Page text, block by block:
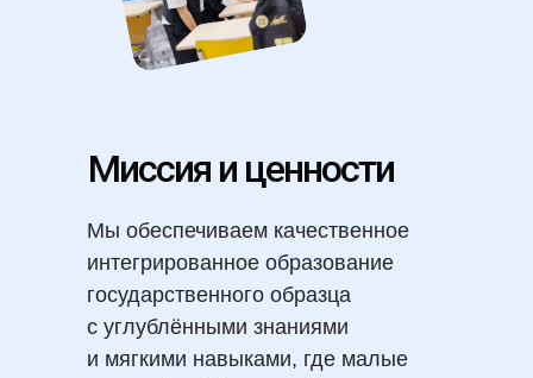
Мы обеспечиваем качественное
интегрированное образование
государственного образца
с углублёнными знаниями
и мягкими навыками, где малые
Миссия и ценности